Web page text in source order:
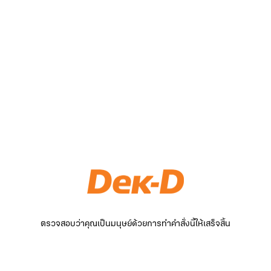
ตรวจสอบว่าคุณเป็นมนุษย์ด้วยการทำคำสั่งนี้ให้เสร็จสิ้น